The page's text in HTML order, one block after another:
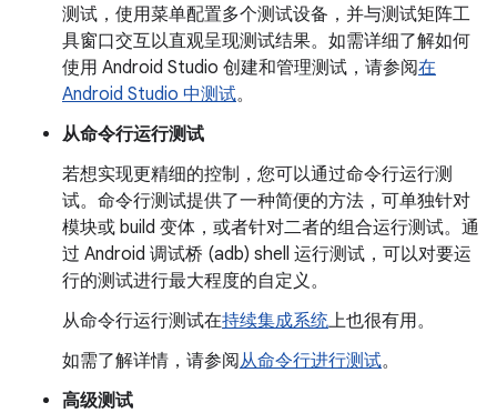
测试，使用菜单配置多个测试设备，并与测试矩阵工
具窗口交互以直观呈现测试结果。如需详细了解如何
使用 Android Studio 创建和管理测试，请参阅在
Android Studio 中测试。
从命令行运行测试
若想实现更精细的控制，您可以通过命令行运行测
试。命令行测试提供了一种简便的方法，可单独针对
模块或 build 变体，或者针对二者的组合运行测试。通
过 Android 调试桥 (adb) shell 运行测试，可以对要运
行的测试进行最大程度的自定义。
从命令行运行测试在持续集成系统上也很有用。
如需了解详情，请参阅从命令行进行测试。
高级测试